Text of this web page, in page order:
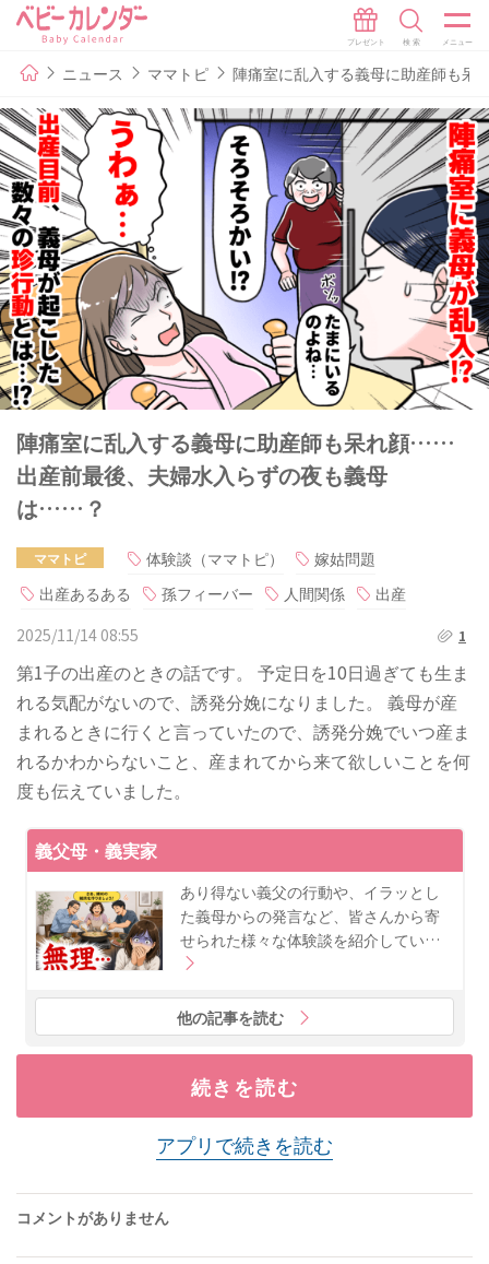
ニュース ママトピ 陣痛室に乱入する義母に助産師も
陣痛室に乱入する義母に助産師も呆れ顔……
出産前最後、夫婦水入らずの夜も義母
は……？
ママトピ 体験談（ママトピ）
嫁姑問題
出産あるある
孫フィーバー 人間関係
出産
2025/11/14 08:55
1
第1子の出産のときの話です。 予定日を10日過ぎても生ま
れる気配がないので、誘発分娩になりました。 義母が産
まれるときに行くと言っていたので、誘発分娩でいつ産ま
れるかわからないこと、産まれてから来て欲しいことを何
度も伝えていました。
義父母・義実家
あり得ない義父の行動や、イラッとし
た義母からの発言など、皆さんから寄
せられた様々な体験談を紹介してい…
他の記事を読む
続きを読む
アプリで続きを読む
コメントがありません